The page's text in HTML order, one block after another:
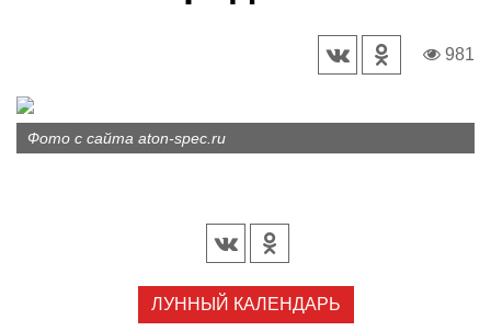
981
Фото с сайта aton-spec.ru
ЛУННЫЙ КАЛЕНДАРЬ